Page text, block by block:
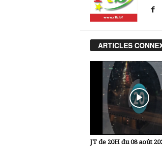
ARTICLES
JT de 20H du 08 août